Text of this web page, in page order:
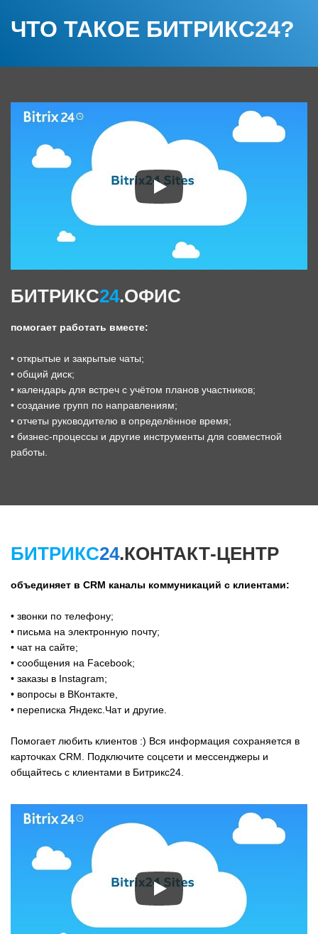
ЧТО ТАКОЕ БИТРИКС24?
БИТРИКС24.ОФИС
помогает работать вместе:
• открытые и закрытые чаты;
• общий диск;
• календарь для встреч с учётом планов участников;
• создание групп по направлениям;
• отчеты руководителю в определённое время;
• бизнес-процессы и другие инструменты для совместной
работы.
БИТРИКС24.КОНТАКТ-ЦЕНТР
объединяет в CRM каналы коммуникаций с клиентами:
• звонки по телефону;
• письма на электронную почту;
• чат на сайте;
• сообщения на Facebook;
• заказы в Instagram;
• вопросы в ВКонтакте,
• переписка Яндекс.Чат и другие.
Помогает любить клиентов :) Вся информация сохраняется в
карточках CRM. Подключите соцсети и мессенджеры и
общайтесь с клиентами в Битрикс24.